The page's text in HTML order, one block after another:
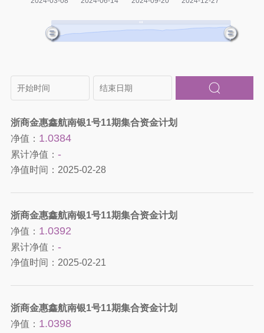
浙商金惠鑫航南银1号11期集合资金计划
净值： 1.0384
累计净值： -
净值时间： 2025-02-28
浙商金惠鑫航南银1号11期集合资金计划
净值： 1.0392
累计净值： -
净值时间： 2025-02-21
浙商金惠鑫航南银1号11期集合资金计划
净值： 1.0398